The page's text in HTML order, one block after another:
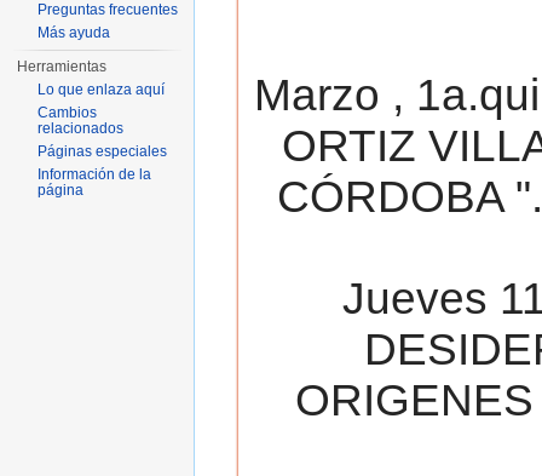
Marzo ,
ORTIZ
CÓRDOBA
Jueves
Preguntas frecuentes
Más ayuda
Herramientas
Lo que enlaza aquí
Cambios
relacionados
Páginas especiales
Información de la
página